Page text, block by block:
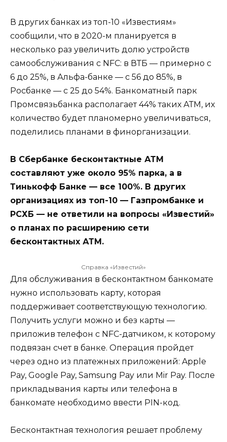
В других банках из топ-10 «Известиям»
сообщили, что в 2020-м планируется в
несколько раз увеличить долю устройств
самообслуживания с NFC: в ВТБ — примерно с
6 до 25%, в Альфа-банке — с 56 до 85%, в
Росбанке — с 25 до 54%. Банкоматный парк
Промсвязьбанка располагает 44% таких АТМ, их
количество будет планомерно увеличиваться,
поделились планами в финорганизации.
В Сбербанке бесконтактные АТМ
составляют уже около 95% парка, а в
Тинькофф Банке — все 100%. В других
организациях из топ-10 — Газпромбанке и
РСХБ — не ответили на вопросы «Известий»
о планах по расширению сети
бесконтактных АТМ.
Справка «Известий»
Для обслуживания в бесконтактном банкомате
нужно использовать карту, которая
поддерживает соответствующую технологию.
Получить услуги можно и без карты —
приложив телефон с NFC-датчиком, к которому
подвязан счет в банке. Операция пройдет
через одно из платежных приложений: Apple
Pay, Google Pay, Samsung Pay или Mir Pay. После
прикладывания карты или телефона в
банкомате необходимо ввести PIN-код.
Бесконтактная технология решает проблему